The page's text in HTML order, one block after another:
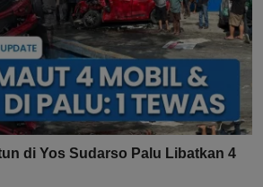
di Yos Sudarso Palu Libatkan 4